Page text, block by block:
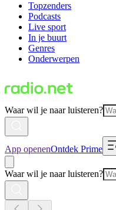
Topzenders
Podcasts
Live sport
In je buurt
Genres
Onderwerpen
Waar wil je naar luisteren?
App openenOntdek Prime
Waar wil je naar luisteren?